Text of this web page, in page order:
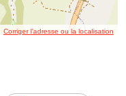
Corriger l’adresse ou la localisation